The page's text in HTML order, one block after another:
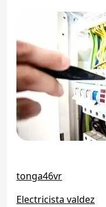
tonga46vr
Electricista valdez